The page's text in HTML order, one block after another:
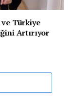
Türkiye
Artırıyor